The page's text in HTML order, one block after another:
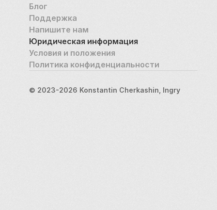
Блог
Поддержка
Напишите нам
Юридическая информация
Условия и положения
Политика конфиденциальности
© 2023-2026 Konstantin Cherkashin, Ingry